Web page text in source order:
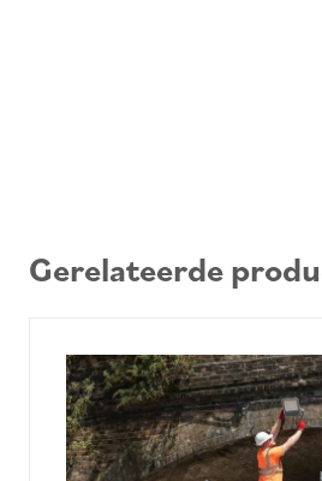
Gerelateerde